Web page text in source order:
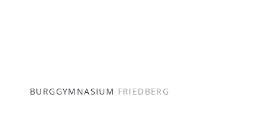
BURGGYMNASIUM FRIEDBERG